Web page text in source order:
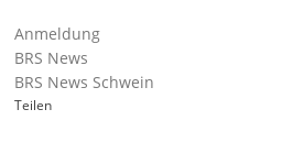
Anmeldung
BRS News
BRS News Schwein
Teilen